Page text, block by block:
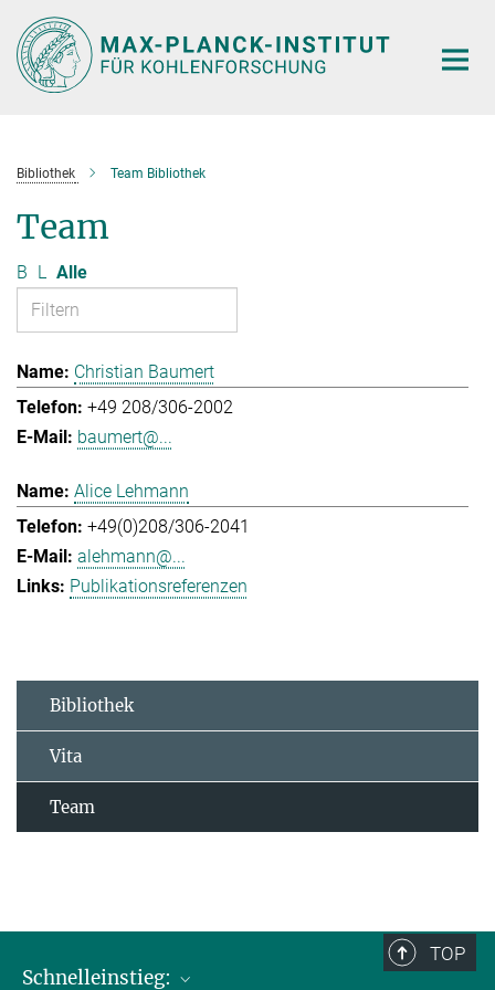
Hauptinhalt
Bibliothek Team Bibliothek
Team
B L Alle
Christian Baumert
+49 208/306-2002
baumert@...
Alice Lehmann
+49(0)208/306-2041
alehmann@...
Publikationsreferenzen
Bibliothek
Vita
Team
TOP
Schnelleinstieg: